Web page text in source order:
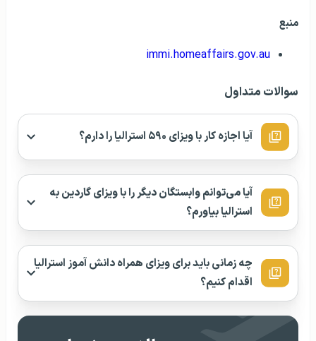
منبع
immi.homeaffairs.gov.au
سوالات متداول
آیا اجازه کار با ویزای ۵۹۰ استرالیا را دارم؟
آیا می‌توانم وابستگان دیگر را با ویزای گاردین به
استرالیا بیاورم؟
چه زمانی باید برای ویزای همراه دانش‌ آموز استرالیا
اقدام کنیم؟